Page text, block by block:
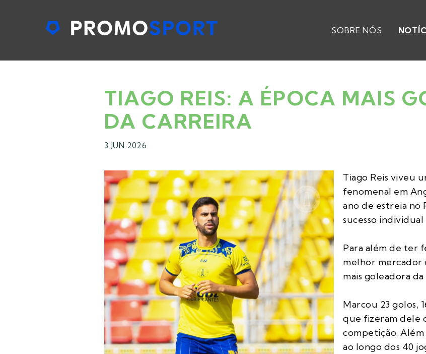
SOBRE NÓS
TIAGO REIS: A ÉPOCA MAIS
DA CARREIRA
3 JUN 2026
Tiago Reis viveu
fenomenal em
ano de estreia no
sucesso
Para além de ter
melhor mercador
mais goleadora
Marcou 23 golos,
que fizeram dele
competição. Além
ao longo dos 40